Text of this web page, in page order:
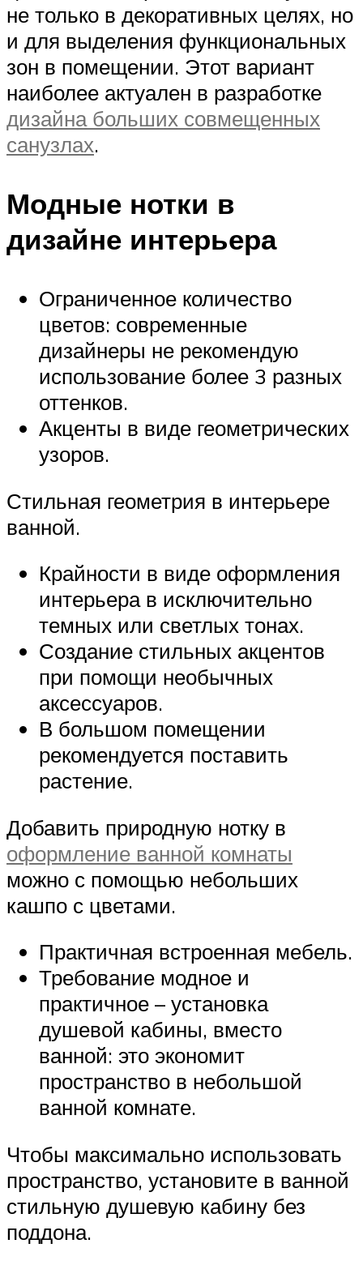
не только в декоративных целях, но
и для выделения функциональных
зон в помещении. Этот вариант
наиболее актуален в разработке
дизайна больших совмещенных
санузлах.
Модные нотки в
дизайне интерьера
Ограниченное количество
цветов: современные
дизайнеры не рекомендую
использование более 3 разных
оттенков.
Акценты в виде геометрических
узоров.
Стильная геометрия в интерьере
ванной.
Крайности в виде оформления
интерьера в исключительно
темных или светлых тонах.
Создание стильных акцентов
при помощи необычных
аксессуаров.
В большом помещении
рекомендуется поставить
растение.
Добавить природную нотку в
оформление ванной комнаты
можно с помощью небольших
кашпо с цветами.
Практичная встроенная мебель.
Требование модное и
практичное – установка
душевой кабины, вместо
ванной: это экономит
пространство в небольшой
ванной комнате.
Чтобы максимально использовать
пространство, установите в ванной
стильную душевую кабину без
поддона.